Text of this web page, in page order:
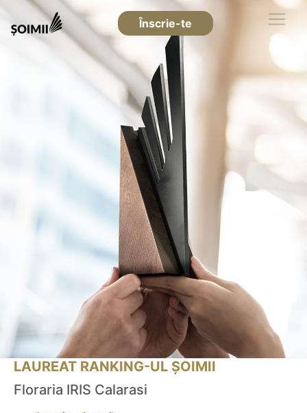
Înscrie-te
LAUREAT RANKING-UL ȘOIMII
Floraria IRIS Calarasi